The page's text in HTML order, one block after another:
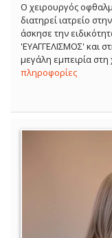
Ο χειρουργός
διατηρεί ιατρείο
άσκησε την
'ΕΥΑΓΓΕΛΙΣΜΟΣ' και
μεγάλη εμπειρία
πληροφορίες